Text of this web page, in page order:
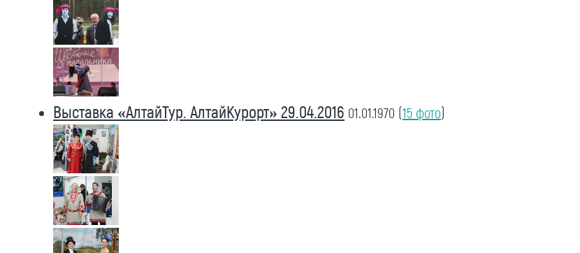
Выставка «АлтайТур. АлтайКурорт» 29.04.2016 01.01.1970 (15 фото)